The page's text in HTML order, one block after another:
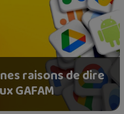
raisons de dire
GAFAM